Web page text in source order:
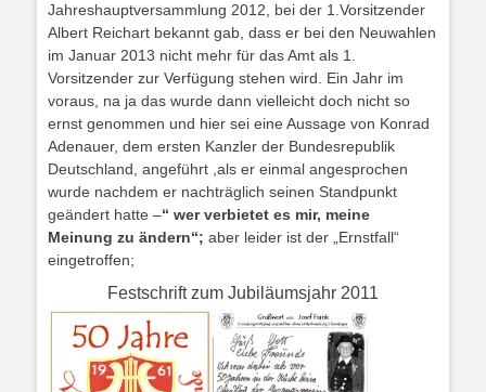
Jahreshauptversammlung 2012, bei der 1.Vorsitzender
Albert Reichart bekannt gab, dass er bei den Neuwahlen
im Januar 2013 nicht mehr für das Amt als 1.
Vorsitzender zur Verfügung stehen wird. Ein Jahr im
voraus, na ja das wurde dann vielleicht doch nicht so
ernst genommen und hier sei eine Aussage von Konrad
Adenauer, dem ersten Kanzler der Bundesrepublik
Deutschland, angeführt ,als er einmal angesprochen
wurde nachdem er nachträglich seinen Standpunkt
geändert hatte –“ wer verbietet es mir, meine
Meinung zu ändern“; aber leider ist der „Ernstfall“
eingetroffen;
Festschrift zum Jubiläumsjahr 2011